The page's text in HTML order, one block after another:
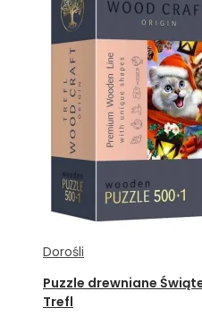
Dorośli
Puzzle drewniane
Trefl